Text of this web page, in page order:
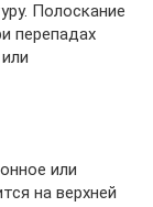
Полоскание
перепадах
или
на верхней